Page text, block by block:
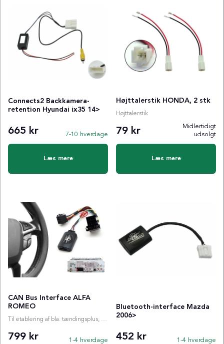
Connects2 Backkamera-
retention Hyundai ix35 14>
665 kr 7-10 hverdage
Læs mere
Højttalerstik HONDA, 2 stk
Højttalerstik
79 kr
Midlertidigt
udsolgt
Læs mere
CAN Bus Interface ALFA
ROMEO
Til etablering af bla. tændingsplus, ratstyring etc.
799 kr 1-4 hverdage
Bluetooth-interface Mazda
2006>
452 kr 1-4 hverdage